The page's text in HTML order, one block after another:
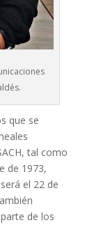
que se
tal como
de 1973,
el 22 de
de los